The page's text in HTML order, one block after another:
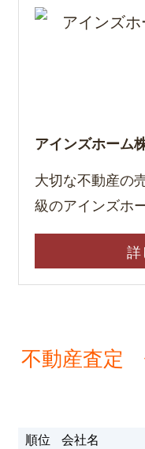
アインズホーム
大切な不動産の
級のアインズホ
詳
不動産査定
順位 会社名